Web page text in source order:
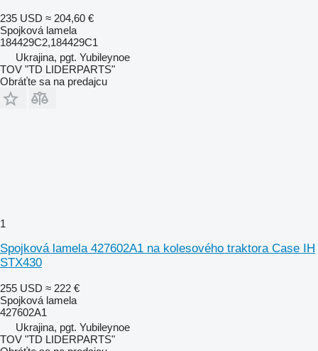
235 USD ≈ 204,60 €
Spojková lamela
184429C2,184429C1
Ukrajina, pgt. Yubileynoe
TOV "TD LIDERPARTS"
Obráťte sa na predajcu
1
Spojková lamela 427602A1 na kolesového traktora Case IH
STX430
255 USD ≈ 222 €
Spojková lamela
427602A1
Ukrajina, pgt. Yubileynoe
TOV "TD LIDERPARTS"